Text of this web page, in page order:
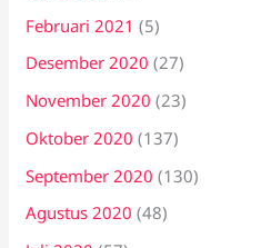
Februari 2021 (5)
Desember 2020 (27)
November 2020 (23)
Oktober 2020 (137)
September 2020 (130)
Agustus 2020 (48)